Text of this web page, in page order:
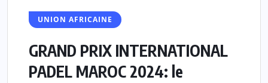
UNION AFRICAINE
GRAND PRIX INTERNATIONAL
PADEL MAROC 2024: le